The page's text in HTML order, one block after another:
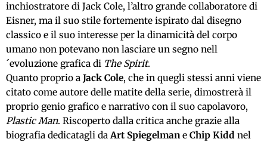
inchiostratore di Jack Cole, l’altro grande collaboratore di
Eisner, ma il suo stile fortemente ispirato dal disegno
classico e il suo interesse per la dinamicità del corpo
umano non potevano non lasciare un segno nell
´evoluzione grafica di The Spirit.
Quanto proprio a Jack Cole, che in quegli stessi anni viene
citato come autore delle matite della serie, dimostrerà il
proprio genio grafico e narrativo con il suo capolavoro,
Plastic Man. Riscoperto dalla critica anche grazie alla
biografia dedicatagli daArt Spiegelmane Chip Kidd nel